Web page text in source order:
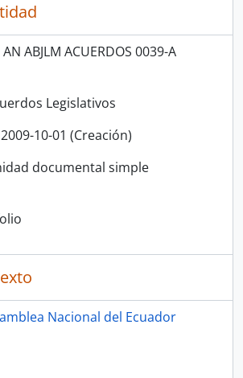
AN ABJLM ACUERDOS 0039-A
Legislativos
2009-10-01 (Creación)
documental simple
Nacional del Ecuador